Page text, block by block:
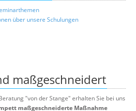
über unsere Schulungen
maßgeschneidert
"von der Stange" erhalten Sie bei uns
maßgeschneiderte Maßnahme